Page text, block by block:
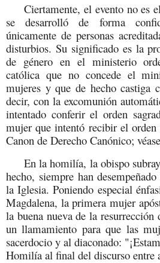
Ciertamente, el evento no es
se desarrolló de forma
únicamente de personas
disturbios. Su significado es la
de género en el ministerio
católica que no concede el
mujeres y que de hecho castiga
decir, con la excomunión
intentado conferir el orden
mujer que intentó recibir el
Canon de Derecho Canónico;
En la homilía, la obispo
hecho, siempre han
la Iglesia. Poniendo especial
Magdalena, la primera mujer
la buena nueva de la resurrección
un llamamiento para que las
sacerdocio y al diaconado:
Homilía al final del discurso entre